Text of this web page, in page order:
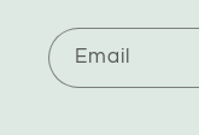
Email